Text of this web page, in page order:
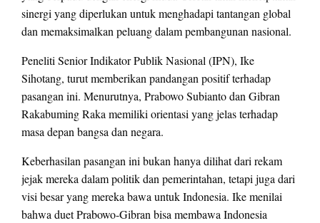
sinergi yang diperlukan untuk menghadapi tantangan global
dan memaksimalkan peluang dalam pembangunan nasional.
Peneliti Senior Indikator Publik Nasional (IPN), Ike
Sihotang, turut memberikan pandangan positif terhadap
pasangan ini. Menurutnya, Prabowo Subianto dan Gibran
Rakabuming Raka memiliki orientasi yang jelas terhadap
masa depan bangsa dan negara.
Keberhasilan pasangan ini bukan hanya dilihat dari rekam
jejak mereka dalam politik dan pemerintahan, tetapi juga dari
visi besar yang mereka bawa untuk Indonesia. Ike menilai
bahwa duet Prabowo-Gibran bisa membawa Indonesia